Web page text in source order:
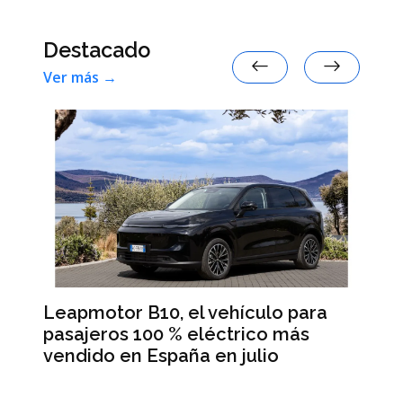
Destacado
Ver más →
Leapmotor B10, el vehículo para
pasajeros 100 % eléctrico más
vendido en España en julio